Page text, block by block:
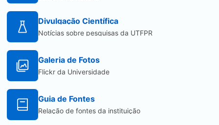
Divulgação Científica
Notícias sobre pesquisas da UTFPR
Galeria de Fotos
Flickr da Universidade
Guia de Fontes
Relação de fontes da instituição